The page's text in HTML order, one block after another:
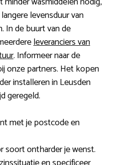
levensduur van
In de buurt van de
leveranciers van
. Informeer naar de
onze partners. Het kopen
installeren in Leusden
geregeld.
met je postcode en
soort ontharder je wenst.